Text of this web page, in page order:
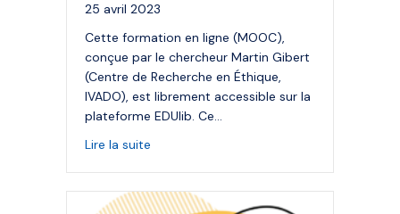
25 avril 2023
Cette formation en ligne (MOOC),
conçue par le chercheur Martin Gibert
(Centre de Recherche en Éthique,
IVADO), est librement accessible sur la
plateforme EDUlib. Ce…
Lire la suite